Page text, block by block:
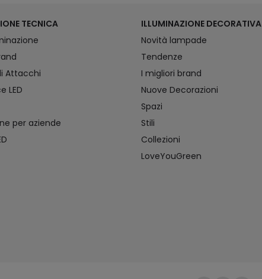
TECNICA
Attacchi
LED
per aziende
ILLUMINAZIONE DECORATIVA
Novità lampade
Tendenze
I migliori brand
Nuove Decorazioni
Spazi
Stili
Collezioni
LoveYouGreen